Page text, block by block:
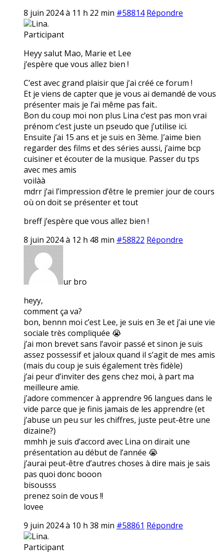
8 juin 2024 à 11 h 22 min #58814 Répondre
Lina.
Participant
Heyy salut Mao, Marie et Lee
j’espère que vous allez bien !
C’est avec grand plaisir que j’ai créé ce forum !
Et je viens de capter que je vous ai demandé de vous
présenter mais je l’ai même pas fait..
Bon du coup moi non plus Lina c’est pas mon vrai
prénom c’est juste un pseudo que j’utilise ici.
Ensuite j’ai 15 ans et je suis en 3ème. J’aime bien
regarder des films et des séries aussi, j’aime bcp
cuisiner et écouter de la musique. Passer du tps
avec mes amis
voilàà
mdrr j’ai l’impression d’être le premier jour de cours
où on doit se présenter et tout
breff j’espère que vous allez bien !
8 juin 2024 à 12 h 48 min #58822 Répondre
ur bro
heyy,
comment ça va?
bon, bennn moi c’est Lee, je suis en 3e et j’ai une vie
sociale très compliquée 😭
j’ai mon brevet sans l’avoir passé et sinon je suis
assez possessif et jaloux quand il s’agit de mes amis
(mais du coup je suis également très fidèle)
j’ai peur d’inviter des gens chez moi, à part ma
meilleure amie.
j’adore commencer à apprendre 96 langues dans le
vide parce que je finis jamais de les apprendre (et
j’abuse un peu sur les chiffres, juste peut-être une
dizaine?)
mmhh je suis d’accord avec Lina on dirait une
présentation au début de l’année 😭
j’aurai peut-être d’autres choses à dire mais je sais
pas quoi donc booon
bisousss
prenez soin de vous !!
lovee
9 juin 2024 à 10 h 38 min #58861 Répondre
Lina.
Participant